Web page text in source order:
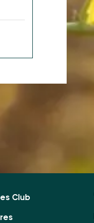
Club